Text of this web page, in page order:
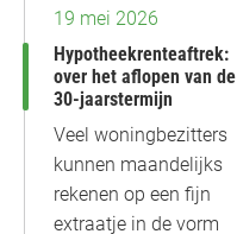
19 mei 2026
Hypotheekrenteaftrek:
over het aflopen van de
30-jaarstermijn
Veel woningbezitters
kunnen maandelijks
rekenen op een fijn
extraatje in de vorm